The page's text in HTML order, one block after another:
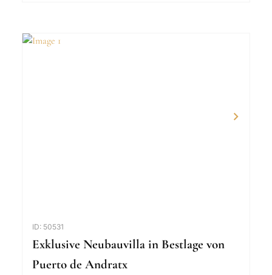
ID: 50531
Exklusive Neubauvilla in Bestlage von
Puerto de Andratx